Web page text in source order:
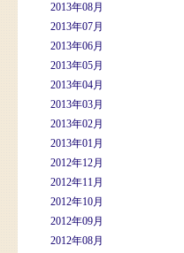
2013年08月
2013年07月
2013年06月
2013年05月
2013年04月
2013年03月
2013年02月
2013年01月
2012年12月
2012年11月
2012年10月
2012年09月
2012年08月